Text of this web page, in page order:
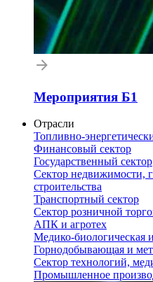
Мероприятия Б1
Отрасли
Топливно-
Финансовый сектор
Государственный сектор
Сектор недвижимости,
строительства
Транспортный сектор
Сектор розничной
АПК и агротех
Медико-биологическая
Горнодобывающая и
Сектор технологий,
Промышленное